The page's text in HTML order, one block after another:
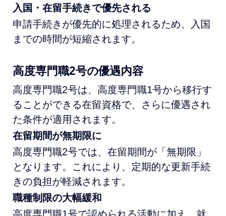
入国・在留手続きで優先される
申請手続きが優先的に処理されるため、入国
までの時間が短縮されます。
高度専門職2号の優遇内容
高度専門職2号は、高度専門職1号から移行す
ることができる在留資格で、さらに優遇され
た条件が適用されます。
在留期間が無期限に
高度専門職2号では、在留期間が「無期限」
となります。これにより、定期的な更新手続
きの負担が軽減されます。
職種制限の大幅緩和